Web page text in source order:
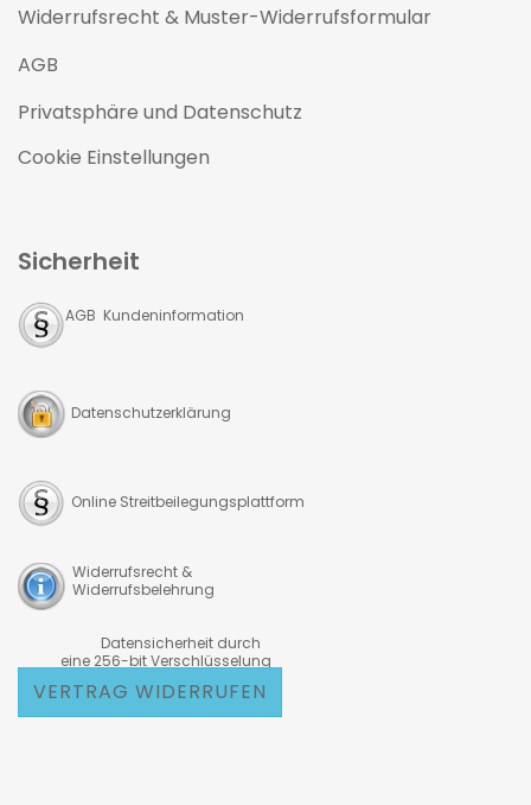
Widerrufsrecht & Muster-Widerrufsformular
AGB
Privatsphäre und Datenschutz
Cookie Einstellungen
Sicherheit
AGB Kundeninformation
Datenschutzerklärung
Online Streitbeilegungsplattform
Widerrufsrecht &
Widerrufsbelehrung
Datensicherheit durch
eine 256-bit Verschlüsselung
VERTRAG WIDERRUFEN